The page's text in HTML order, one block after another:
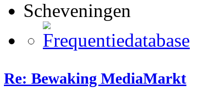
Scheveningen
Re: Bewaking MediaMarkt